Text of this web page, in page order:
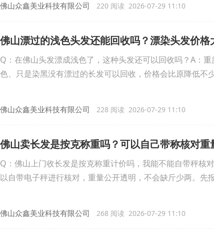
佛山众鑫美业科技有限公司 220 阅读 2026-07-29 11:10
佛山漂过的浅色头发还能回收吗？漂染头发价格
Q：在佛山头发漂成浅色了，这种头发还可以回收吗？A：
色、只是染黑没有漂过的长发可以回收，价格会比原降低不
佛山众鑫美业科技有限公司 228 阅读 2026-07-29 11:10
佛山卖长发是按克称重吗？可以自己带称核对重
Q：佛山上门收长发是按克称重计价吗，我能不能自带秤核
以自带电子秤进行核对，重量公开透明，不会缺斤少两。先
佛山众鑫美业科技有限公司 268 阅读 2026-07-29 11:10